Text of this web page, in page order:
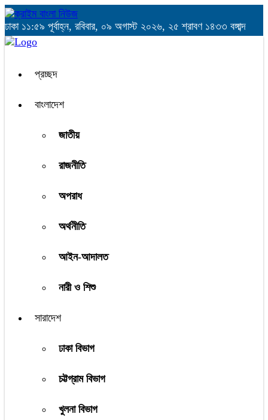
ঢাকা ১১:৫৯ পূর্বাহ্ন, রবিবার, ০৯ অগাস্ট ২০২৬, ২৫ শ্রাবণ ১৪৩৩ বঙ্গাব্দ
প্রচ্ছদ
বাংলাদেশ
জাতীয়
রাজনীতি
অপরাধ
অর্থনীতি
আইন-আদালত
নারী ও শিশু
সারাদেশ
ঢাকা বিভাগ
চট্টগ্রাম বিভাগ
খুলনা বিভাগ